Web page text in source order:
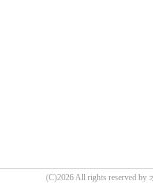
(C)2026 All rights reserved by